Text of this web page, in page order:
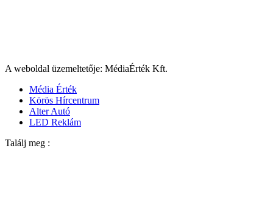
A weboldal üzemeltetője: MédiaÉrték Kft.
Média Érték
Körös Hírcentrum
Alter Autó
LED Reklám
Találj meg :